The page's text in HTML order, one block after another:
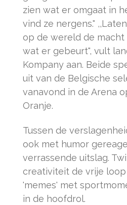
zien wat er omgaat in
vind ze nergens."
op de wereld de
wat er gebeurt", vult
Kompany aan. Beide
uit van de Belgische
vanavond in de Arena
Oranje.
Tussen de
ook met humor
verrassende uitslag.
creativiteit de vrije
'memes' met
in de hoofdrol.